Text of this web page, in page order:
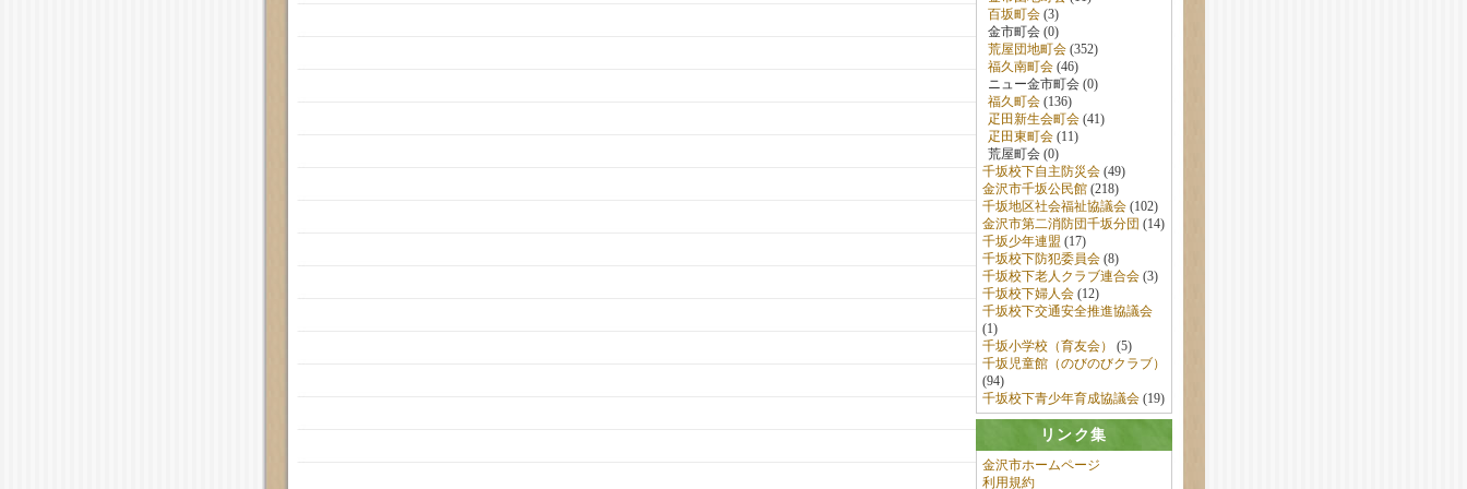
百坂町会(3)
金市町会 (0)
荒屋団地町会(352)
福久南町会(46)
ニュー金市町会 (0)
福久町会(136)
疋田新生会町会(41)
疋田東町会(11)
荒屋町会 (0)
千坂校下自主防災会(49)
金沢市千坂公民館(218)
千坂地区社会福祉協議会(102)
金沢市第二消防団千坂分団 (14)
千坂少年連盟 (17)
千坂校下防犯委員会(8)
千坂校下老人クラブ連合会(3)
千坂校下婦人会(12)
千坂校下交通安全推進協議会
(1)
千坂小学校（育友会）
(5)
千坂児童館（のびのびクラブ）
(94)
千坂校下青少年育成協議会(19)
リンク集
金沢市ホームページ
利用規約